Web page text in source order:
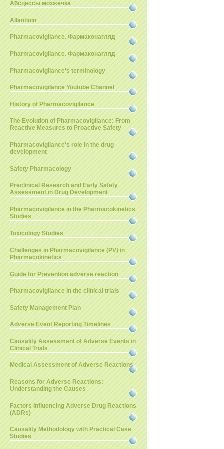
Абсцессы мозжечка
Allantioin
Pharmacovigilance. Фармаконагляд
Pharmacovigilance. Фармаконагляд
Pharmacovigilance's terminology
Pharmacovigilance Youtube Channel
History of Pharmacovigilance
The Evolution of Pharmacovigilance: From
Reactive Measures to Proactive Safety
Pharmacovigilance's role in the drug
development
Safety Pharmacology
Preclinical Research and Early Safety
Assessment in Drug Development
Pharmacovigilance in the Pharmacokinetics
Studies
Toxicology Studies
Challenges in Pharmacovigilance (PV) in
Pharmacokinetics
Guide for Prevention adverse reaction
Pharmacovigilance in the clinical trials
Safety Management Plan
Adverse Event Reporting Timelines
Causality Assessment of Adverse Events in
Clinical Trials
Medical Assessment of Adverse Reactions
Reasons for Adverse Reactions:
Understanding the Causes
Factors Influencing Adverse Drug Reactions
(ADRs)
Causality Methodology with Practical Case
Studies